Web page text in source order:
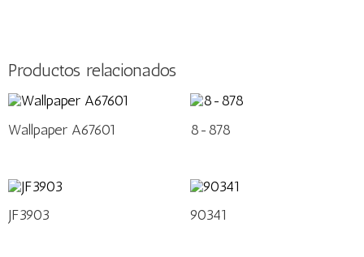
Productos relacionados
Wallpaper A67601 8-878
JF3903 90341